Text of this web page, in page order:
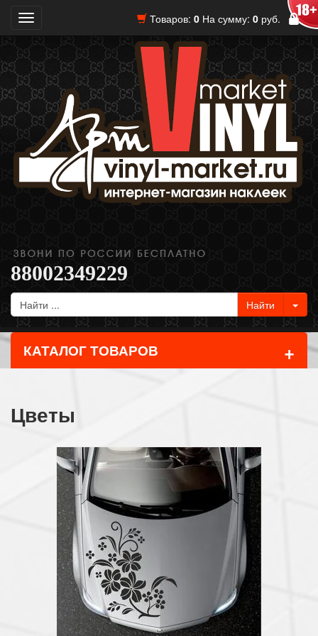
Товаров: 0 На сумму: 0 руб.
Toggle
navigation
88002349229
КАТАЛОГ ТОВАРОВ +
Цветы